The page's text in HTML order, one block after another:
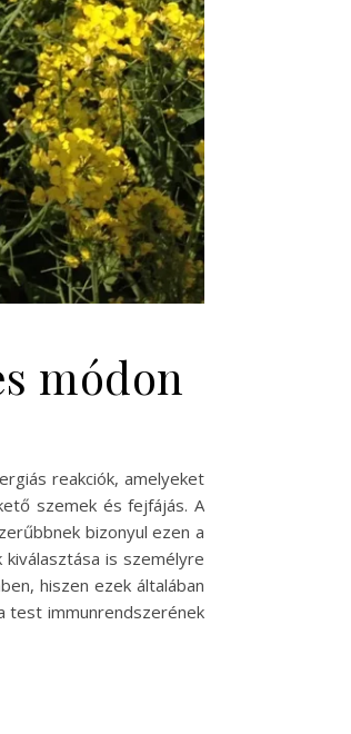
módon
reakciók, amelyeket
szemek és fejfájás. A
bizonyul ezen a
is személyre
hiszen ezek általában
test immunrendszerének